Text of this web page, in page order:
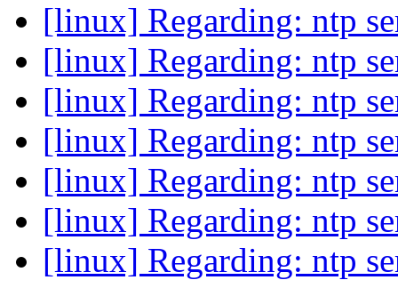
[linux] Regarding: ntp
[linux] Regarding: ntp
[linux] Regarding: ntp
[linux] Regarding: ntp
[linux] Regarding: ntp
[linux] Regarding: ntp
[linux] Regarding: ntp